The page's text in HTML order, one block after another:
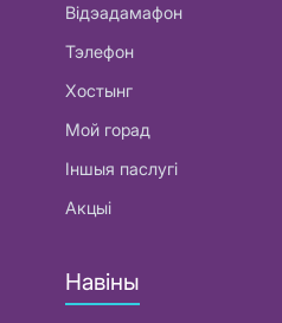
Відэадамафон
Тэлефон
Хостынг
Мой горад
Іншыя паслугі
Акцыі
Навіны